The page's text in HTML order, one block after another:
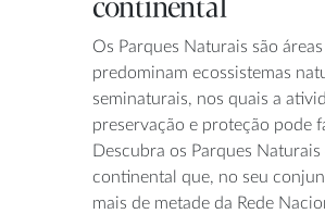
continental
Os Parques Naturais são
predominam ecossistemas
seminaturais, nos quais a
preservação e proteção pode
Descubra os Parques Naturais
continental que, no seu
mais de metade da Rede